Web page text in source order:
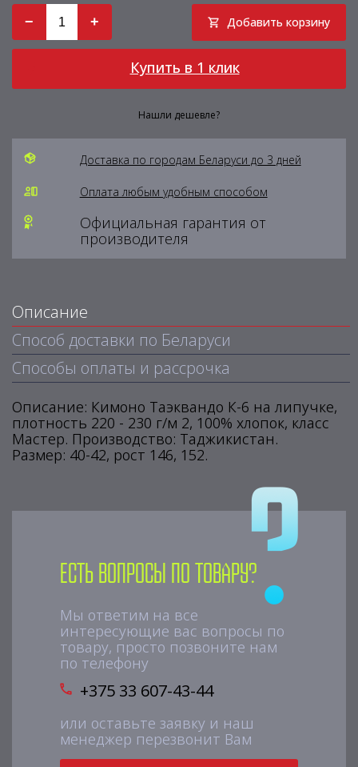
− + Добавить корзину
Купить в 1 клик
Нашли дешевле?
Доставка по городам Беларуси до 3 дней
Оплата любым удобным способом
Официальная гарантия от
производителя
Описание
Способ доставки по Беларуси
Способы оплаты и рассрочка
Описание: Кимоно Таэквандо К-6 на липучке,
плотность 220 - 230 г/м 2, 100% хлопок, класс
Мастер. Производство: Таджикистан.
Размер: 40-42, рост 146, 152.
Есть вопросы по товару?
Мы ответим на все
интересующие вас вопросы по
товару, просто позвоните нам
по телефону
+375 33 607-43-44
или оставьте заявку и наш
менеджер перезвонит Вам